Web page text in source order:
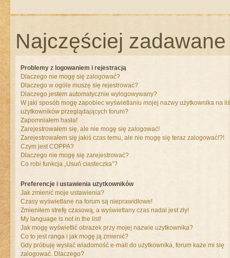
Najczęściej
Problemy z logowaniem i rejestracją
Dlaczego nie mogę się zalogować?
Dlaczego w ogóle muszę się rejestrować?
Dlaczego jestem automatycznie wylogowywany?
W jaki sposób mogę zapobiec wyświetlaniu mojej nazwy użytkownika na
użytkowników przeglądających forum?
Zapomniałem hasła!
Zarejestrowałem się, ale nie mogę się zalogować!
Zarejestrowałem się jakiś czas temu, ale nie mogę się teraz zalogować!?!
Czym jest COPPA?
Dlaczego nie mogę się zarejestrować?
Co robi funkcja „Usuń ciasteczka”?
Preferencje i ustawienia użytkowników
Jak zmienić moje ustawienia?
Czasy wyświetlane na forum są nieprawidłowe!
Zmieniłem strefę czasową, a wyświetlany czas nadal jest zły!
My language is not in the list!
Jak mogę wyświetlić obrazek przy mojej nazwie użytkownika?
Co to jest ranga i jak mogę ją zmienić?
Gdy próbuję wysłać wiadomość e-mail do użytkownika, forum każe mi się
zalogować. Dlaczego?